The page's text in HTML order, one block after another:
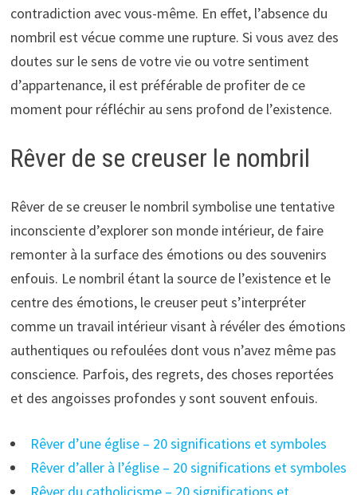
contradiction avec vous-même. En effet, l’absence du
nombril est vécue comme une rupture. Si vous avez des
doutes sur le sens de votre vie ou votre sentiment
d’appartenance, il est préférable de profiter de ce
moment pour réfléchir au sens profond de l’existence.
Rêver de se creuser le nombril
Rêver de se creuser le nombril symbolise une tentative
inconsciente d’explorer son monde intérieur, de faire
remonter à la surface des émotions ou des souvenirs
enfouis. Le nombril étant la source de l’existence et le
centre des émotions, le creuser peut s’interpréter
comme un travail intérieur visant à révéler des émotions
authentiques ou refoulées dont vous n’avez même pas
conscience. Parfois, des regrets, des choses reportées
et des angoisses profondes y sont souvent enfouis.
Rêver d’une église – 20 significations et symboles
Rêver d’aller à l’église – 20 significations et symboles
Rêver du catholicisme – 20 significations et